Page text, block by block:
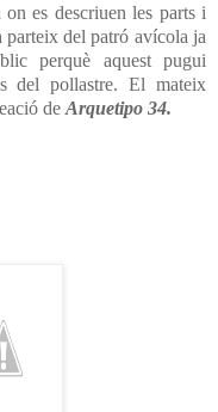
es descriuen les parts i
del patró avícola ja
perquè aquest pugui
del pollastre. El mateix
de Arquetipo 34.